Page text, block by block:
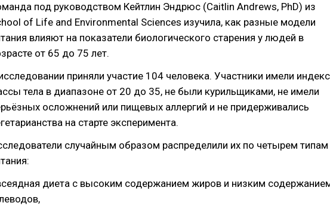
под руководством Кейтлин Эндрюс (Caitlin Andrews, PhD) из
of Life and Environmental Sciences изучила, как разные модели
влияют на показатели биологического старения у людей в
от 65 до 75 лет.
приняли участие 104 человека. Участники имели индекс
тела в диапазоне от 20 до 35, не были курильщиками, не имели
осложнений или пищевых аллергий и не придерживались
на старте эксперимента.
случайным образом распределили их по четырем типам
диета с высоким содержанием жиров и низким